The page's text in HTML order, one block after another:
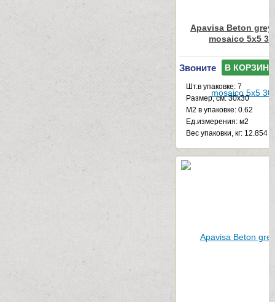
Apavisa Beton
mosaico 5x5
Звоните В КОРЗИНУ
Шт.в упаковке: 7
Размер, см: 30x30
М2 в упаковке: 0.62
Ед.измерения: м2
Веc упаковки, кг: 12.854